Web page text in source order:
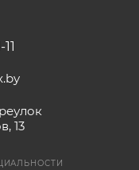
13